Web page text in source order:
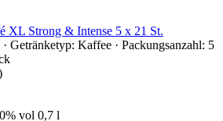
XL Strong & Intense 5 x 21 St.
Getränketyp: Kaffee · Packungsanzahl: 5